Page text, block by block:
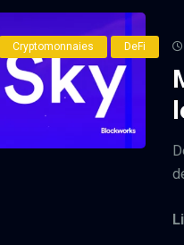
Cryptomonnaies DeFi